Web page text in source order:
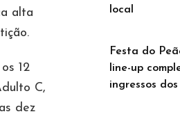
alta
12
C,
dez
local
Festa do
line-up
ingressos